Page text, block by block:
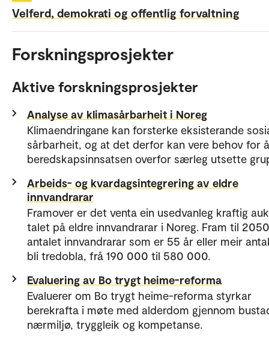
Velferd, demokrati og offentlig forvaltning
Forskningsprosjekter
Aktive forskningsprosjekter
Analyse av klimasårbarheit i Noreg
Klimaendringane kan forsterke eksisterande
sårbarheit, og at det derfor kan vere behov for
beredskapsinnsatsen overfor særleg utsette
Arbeids- og kvardagsintegrering av eldre
innvandrarar
Framover er det venta ein usedvanleg kraftig
talet på eldre innvandrarar i Noreg. Fram til
antalet innvandrarar som er 55 år eller meir
bli tredobla, frå 190 000 til 580 000.
Evaluering av Bo trygt heime-reforma
Evaluerer om Bo trygt heime-reforma styrkar
berekrafta i møte med alderdom gjennom
nærmiljø, tryggleik og kompetanse.